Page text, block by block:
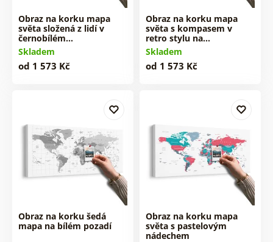
Obraz na korku mapa
světa složená z lidí v
černobílém…
Skladem
od 1 573 Kč
Obraz na korku mapa
světa s kompasem v
retro stylu na…
Skladem
od 1 573 Kč
Obraz na korku šedá
mapa na bílém pozadí
Obraz na korku mapa
světa s pastelovým
nádechem